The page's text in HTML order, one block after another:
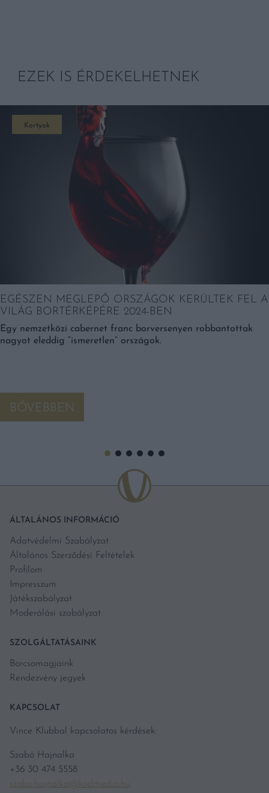
EZEK IS ÉRDEKELHETNEK
Kortyok
EGÉSZEN MEGLEPŐ ORSZÁGOK KERÜLTEK FEL A
VILÁG BORTÉRKÉPÉRE 2024-BEN
Egy nemzetközi cabernet franc borversenyen robbantottak
nagyot eleddig “ismeretlen” országok.
BŐVEBBEN
ÁLTALÁNOS INFORMÁCIÓ
Adatvédelmi Szabályzat
Általános Szerződési Feltételek
Profilom
Impresszum
Játékszabályzat
Moderálási szabályzat
SZOLGÁLTATÁSAINK
Borcsomagjaink
Rendezvény jegyek
KAPCSOLAT
Vince Klubbal kapcsolatos kérdések:
Szabó Hajnalka
+36 30 474 5558
szabo.hajnalka@kodmedia.hu